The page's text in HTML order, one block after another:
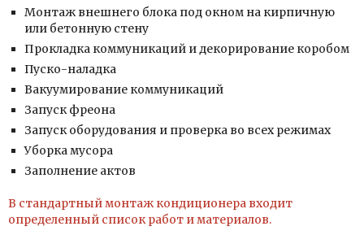
Монтаж внешнего блока под окном на кирпичную
или бетонную стену
Прокладка коммуникаций и декорирование коробом
Пуско-наладка
Вакуумирование коммуникаций
Запуск фреона
Запуск оборудования и проверка во всех режимах
Уборка мусора
Заполнение актов
В стандартный монтаж кондиционера входит
определенный список работ и материалов.